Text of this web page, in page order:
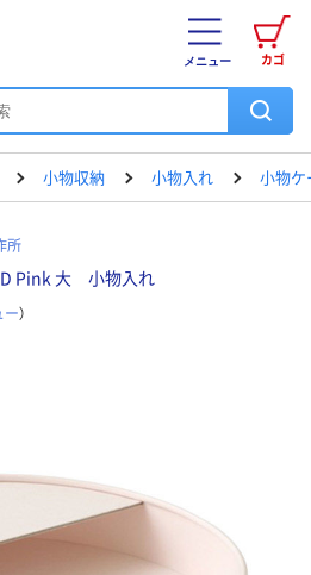
カゴ
メニュー
小物収納 小物入れ 小物ケ
所
Pink 大 小物入れ
ー）